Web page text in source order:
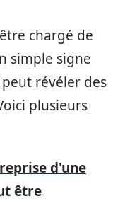
chargé de
simple signe
révéler des
plusieurs
d'une
être